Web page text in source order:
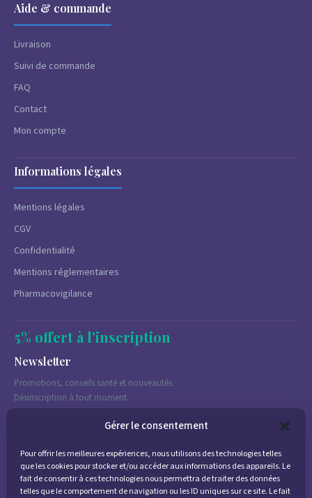
Gérer le consentement
Pour offrir les meilleures expériences, nous utilisons des technologies telles
que les cookies pour stocker et/ou accéder aux informations des appareils. Le
fait de consentir à ces technologies nous permettra de traiter des données
telles que le comportement de navigation ou les ID uniques sur ce site. Le fait
Aide & commande
Livraison
Suivi de commande
FAQ
Contact
Mon compte
Informations légales
Mentions légales
CGV
Confidentialité
Mentions réglementaires
Pharmacovigilance
5% offert à l'inscription
Newsletter
Promotions, conseils santé et nouveautés.
Désinscription à tout moment.
J'accepte de recevoir des emails marketing conformément à la
politique de confidentialité